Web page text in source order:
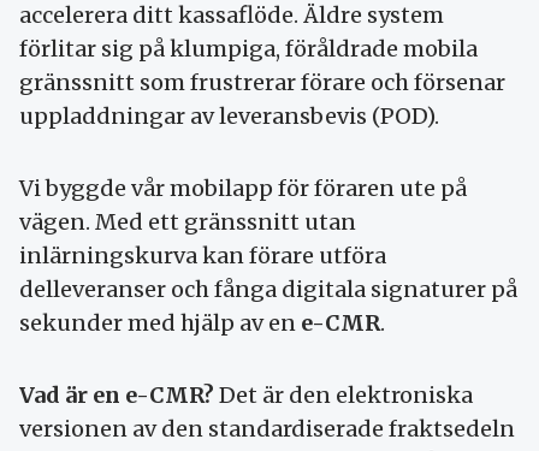
accelerera ditt kassaflöde. Äldre system
förlitar sig på klumpiga, föråldrade mobila
gränssnitt som frustrerar förare och försenar
uppladdningar av leveransbevis (POD).
Vi byggde vår mobilapp för föraren ute på
vägen. Med ett gränssnitt utan
inlärningskurva kan förare utföra
delleveranser och fånga digitala signaturer på
sekunder med hjälp av en e-CMR.
Vad är en e-CMR? Det är den elektroniska
versionen av den standardiserade fraktsedeln